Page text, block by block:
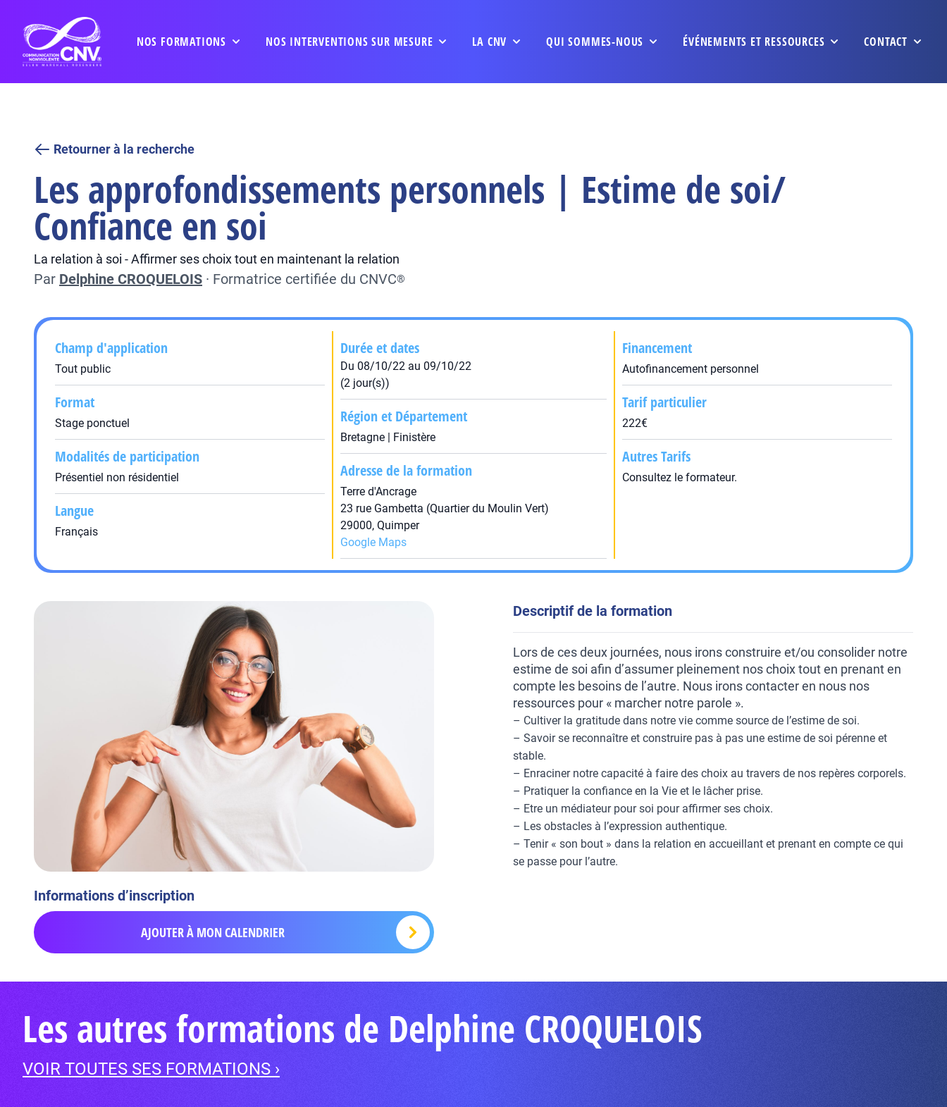
NOS FORMATIONS NOS INTERVENTIONS SUR MESURE LA CNV QUI SOMMES-NOUS ÉVÉNEMENTS ET RESSOURCES CONTACT
Retourner à la recherche
Les approfondissements personnels | Estime de soi/
Confiance en soi
La relation à soi - Affirmer ses choix tout en maintenant la relation
Par Delphine CROQUELOIS · Formatrice certifiée du CNVC®
Champ d'application
Tout public
Format
Stage ponctuel
Modalités de participation
Présentiel non résidentiel
Langue
Français
Durée et dates
Du 08/10/22 au 09/10/22
(2 jour(s))
Région et Département
Bretagne | Finistère
Adresse de la formation
Terre d'Ancrage
23 rue Gambetta (Quartier du Moulin Vert)
29000, Quimper
Google Maps
Financement
Autofinancement personnel
Tarif particulier
222€
Autres Tarifs
Consultez le formateur.
Informations d’inscription
AJOUTER À MON CALENDRIER
Descriptif de la formation
Lors de ces deux journées, nous irons construire et/ou consolider notre
estime de soi afin d’assumer pleinement nos choix tout en prenant en
compte les besoins de l’autre. Nous irons contacter en nous nos
ressources pour « marcher notre parole ».
– Cultiver la gratitude dans notre vie comme source de l’estime de soi.
– Savoir se reconnaître et construire pas à pas une estime de soi pérenne et
stable.
– Enraciner notre capacité à faire des choix au travers de nos repères corporels.
– Pratiquer la confiance en la Vie et le lâcher prise.
– Etre un médiateur pour soi pour affirmer ses choix.
– Les obstacles à l’expression authentique.
– Tenir « son bout » dans la relation en accueillant et prenant en compte ce qui
se passe pour l’autre.
Les autres formations de Delphine CROQUELOIS
VOIR TOUTES SES FORMATIONS ›